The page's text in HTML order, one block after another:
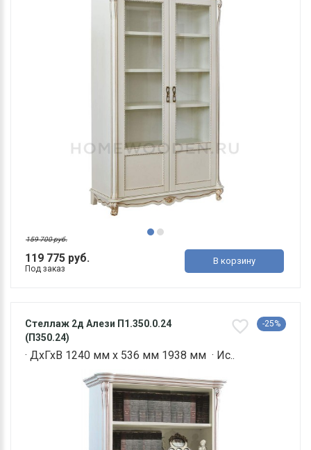
119 775 руб.
159 700 руб.
Под заказ
В корзину
Стеллаж 2д Алези П1.350.0.24
(П350.24)
-25%
· ДхГхВ 1240 мм х 536 мм 1938 мм · Ис..